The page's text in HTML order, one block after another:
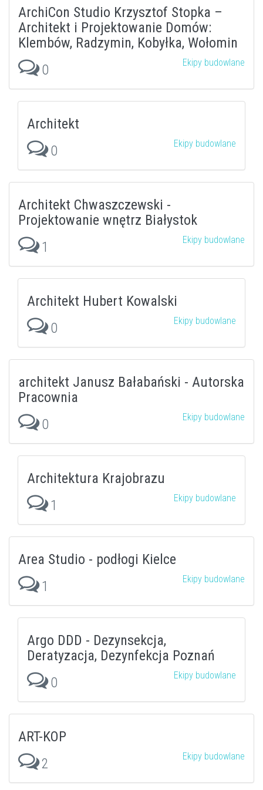
ArchiCon Studio Krzysztof Stopka –
Architekt i Projektowanie Domów:
Klembów, Radzymin, Kobyłka, Wołomin
0
Ekipy budowlane
Architekt
0
Ekipy budowlane
Architekt Chwaszczewski -
Projektowanie wnętrz Białystok
1
Ekipy budowlane
Architekt Hubert Kowalski
0
Ekipy budowlane
architekt Janusz Bałabański - Autorska
Pracownia
0
Ekipy budowlane
Architektura Krajobrazu
1
Ekipy budowlane
Area Studio - podłogi Kielce
1
Ekipy budowlane
Argo DDD - Dezynsekcja,
Deratyzacja, Dezynfekcja Poznań
0
Ekipy budowlane
ART-KOP
2
Ekipy budowlane